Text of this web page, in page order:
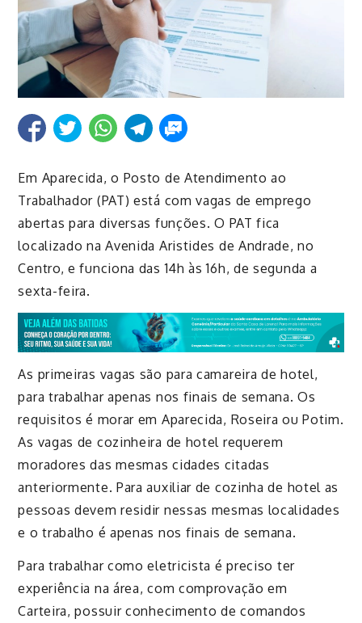
Em Aparecida, o Posto de Atendimento ao
Trabalhador (PAT) está com vagas de emprego
abertas para diversas funções.O PAT fica
localizado na Avenida Aristides de Andrade, no
Centro, e funciona das 14h às 16h, de segunda a
sexta-feira.
As primeiras vagas são para camareira de hotel,
para trabalhar apenas nos finais de semana. Os
requisitos é morar em Aparecida, Roseira ou Potim.
As vagas de cozinheira de hotel requerem
moradores das mesmas cidades citadas
anteriormente. Para auxiliar de cozinha de hotel as
pessoas devem residir nessas mesmas localidades
e o trabalho é apenas nos finais de semana.
Para trabalhar como eletricista é preciso ter
experiência na área, com comprovação em
Carteira, possuir conhecimento de comandos